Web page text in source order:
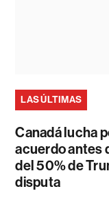
LAS ÚLTIMAS
Canadá lucha
acuerdo antes
del 50% de
disputa